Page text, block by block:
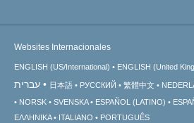
Websites Internacionales
ENGLISH (US/International) ENGLISH (United
עברית 日本語 РУССКИЙ 繁體中文
NORSK
SVENSKA ESPAÑOL (LATINO)
ΕΛΛΗΝΙΚA
ITALIANO PORTUGUÊS